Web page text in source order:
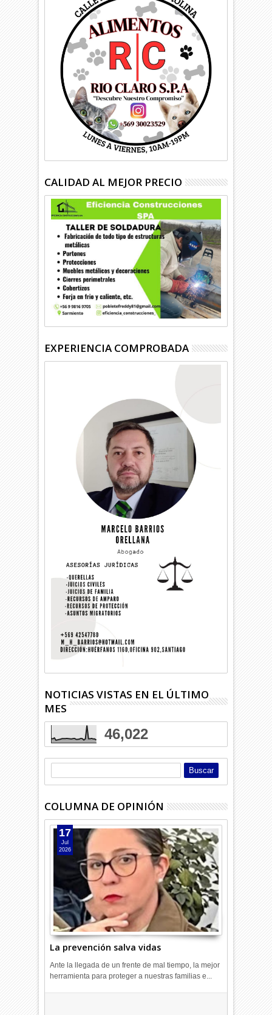
CALIDAD AL MEJOR PRECIO
EXPERIENCIA COMPROBADA
NOTICIAS VISTAS EN EL ÚLTIMO
MES
46,022
COLUMNA DE OPINIÓN
La prevención salva vidas
17
Jul
2026
Ante la llegada de un frente de mal tiempo, la mejor
herramienta para proteger a nuestras familias e...